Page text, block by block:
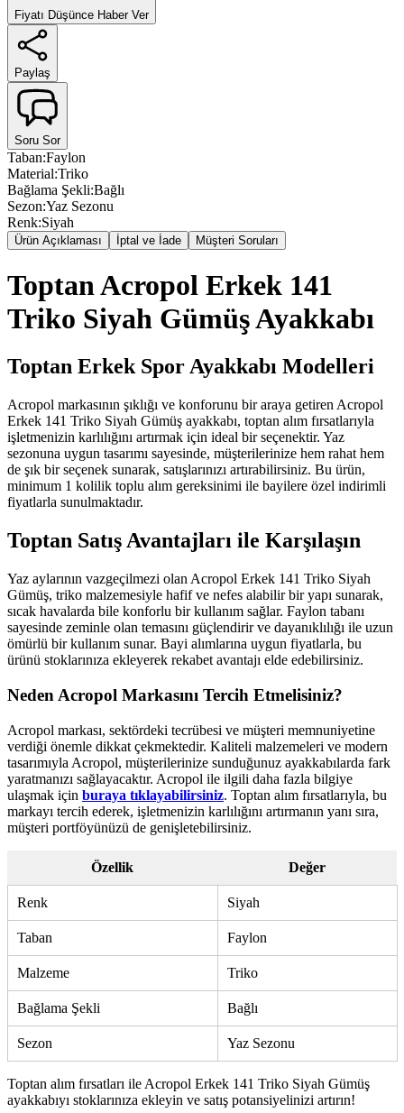
Fiyatı Düşünce Haber Ver
Paylaş
Soru Sor
Taban:Faylon
Material:Triko
Bağlama Şekli:Bağlı
Sezon:Yaz Sezonu
Renk:Siyah
Ürün Açıklaması İptal ve İade Müşteri Soruları
Toptan Acropol Erkek 141
Triko Siyah Gümüş Ayakkabı
Toptan Erkek Spor Ayakkabı Modelleri
Acropol markasının şıklığı ve konforunu bir araya getiren Acropol
Erkek 141 Triko Siyah Gümüş ayakkabı, toptan alım fırsatlarıyla
işletmenizin karlılığını artırmak için ideal bir seçenektir. Yaz
sezonuna uygun tasarımı sayesinde, müşterilerinize hem rahat hem
de şık bir seçenek sunarak, satışlarınızı artırabilirsiniz. Bu ürün,
minimum 1 kolilik toplu alım gereksinimi ile bayilere özel indirimli
fiyatlarla sunulmaktadır.
Toptan Satış Avantajları ile Karşılaşın
Yaz aylarının vazgeçilmezi olan Acropol Erkek 141 Triko Siyah
Gümüş, triko malzemesiyle hafif ve nefes alabilir bir yapı sunarak,
sıcak havalarda bile konforlu bir kullanım sağlar. Faylon tabanı
sayesinde zeminle olan temasını güçlendirir ve dayanıklılığı ile uzun
ömürlü bir kullanım sunar. Bayi alımlarına uygun fiyatlarla, bu
ürünü stoklarınıza ekleyerek rekabet avantajı elde edebilirsiniz.
Neden Acropol Markasını Tercih Etmelisiniz?
Acropol markası, sektördeki tecrübesi ve müşteri memnuniyetine
verdiği önemle dikkat çekmektedir. Kaliteli malzemeleri ve modern
tasarımıyla Acropol, müşterilerinize sunduğunuz ayakkabılarda fark
yaratmanızı sağlayacaktır. Acropol ile ilgili daha fazla bilgiye
ulaşmak için buraya tıklayabilirsiniz. Toptan alım fırsatlarıyla, bu
markayı tercih ederek, işletmenizin karlılığını artırmanın yanı sıra,
müşteri portföyünüzü de genişletebilirsiniz.
Özellik Değer
Renk Siyah
Taban Faylon
Malzeme Triko
Bağlama Şekli Bağlı
Sezon Yaz Sezonu
Toptan alım fırsatları ile Acropol Erkek 141 Triko Siyah Gümüş
ayakkabıyı stoklarınıza ekleyin ve satış potansiyelinizi artırın!